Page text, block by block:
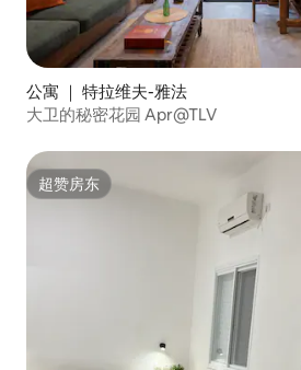
公寓 ｜ 特拉维夫-雅法
大卫的秘密花园 Apr@TLV
超赞房东
超赞房东